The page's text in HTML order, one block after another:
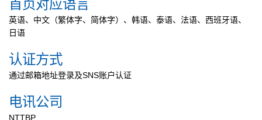
首页对应语言
英语、中文（繁体字、简体字）、韩语、泰语、法语、西班牙语、
日语
认证方式
通过邮箱地址登录及SNS账户认证
电讯公司
NTTBP